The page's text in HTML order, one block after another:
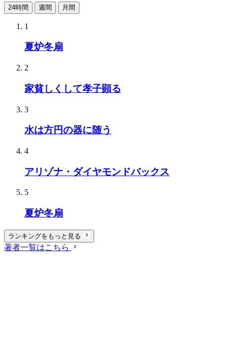
24時間 週間 月間
1
夏炉冬扇
2
家貧しくして孝子顕る
3
水は方円の器に随う
4
アリゾナ・ダイヤモンドバックス
5
夏炉冬扇
ランキングをもっと見る
著者一覧はこちら